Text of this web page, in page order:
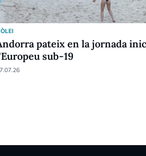
pateix en la jornada
sub-19